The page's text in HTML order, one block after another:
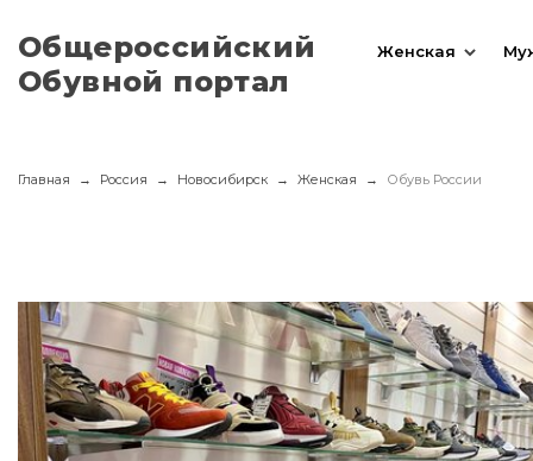
Общероссийский
Обувной портал
Женская
Главная Россия Новосибирск Женская Обувь России